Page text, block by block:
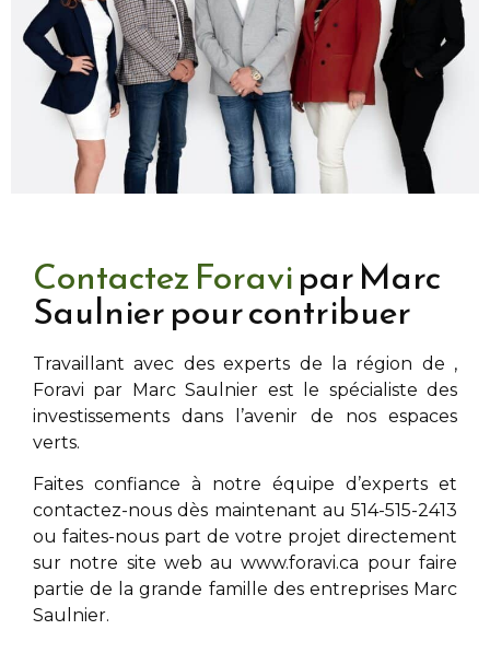
Contactez Foravipar Marc
Saulnier pour contribuer
Travaillant avec des experts de la région de ,
Foravi par Marc Saulnier est le spécialiste des
investissements dans l’avenir de nos espaces
verts.
Faites confiance à notre équipe d’experts et
contactez-nous dès maintenant au 514-515-2413
ou faites-nous part de votre projet directement
sur notre site web auwww.foravi.ca pour faire
partie de la grande famille des entreprises Marc
Saulnier.